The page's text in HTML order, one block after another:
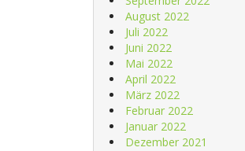
August 2022
Juli 2022
Juni 2022
Mai 2022
April 2022
März 2022
Februar 2022
Januar 2022
Dezember 2021